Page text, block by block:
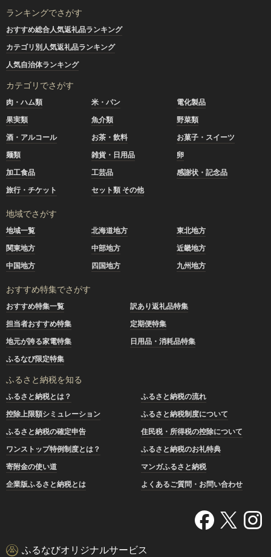
ランキングでさがす
おすすめ総合人気返礼品ランキング
カテゴリ別人気返礼品ランキング
人気自治体ランキング
カテゴリでさがす
肉・ハム類 米・パン
電化製品
果実類
魚介類
野菜類
酒・アルコール
お茶・飲料
お菓子・スイーツ
麺類
雑貨・日用品
卵
加工食品
工芸品
感謝状・記念品
旅行・チケット
セット類 その他
地域でさがす
地域一覧 北海道地方
東北地方
関東地方
中部地方
近畿地方
中国地方
四国地方 九州地方
おすすめ特集でさがす
おすすめ特集一覧
訳あり返礼品特集
担当者おすすめ特集
定期便特集
地元が誇る家電特集
日用品・消耗品特集
ふるなび限定特集
ふるさと納税を知る
ふるさと納税とは？
ふるさと納税の流れ
控除上限額シミュレーション
ふるさと納税制度について
ふるさと納税の確定申告
住民税・所得税の控除について
ワンストップ特例制度とは？
ふるさと納税のお礼特典
寄附金の使い道
マンガふるさと納税
企業版ふるさと納税とは
よくあるご質問・お問い合わせ
ふるなびオリジナルサービス